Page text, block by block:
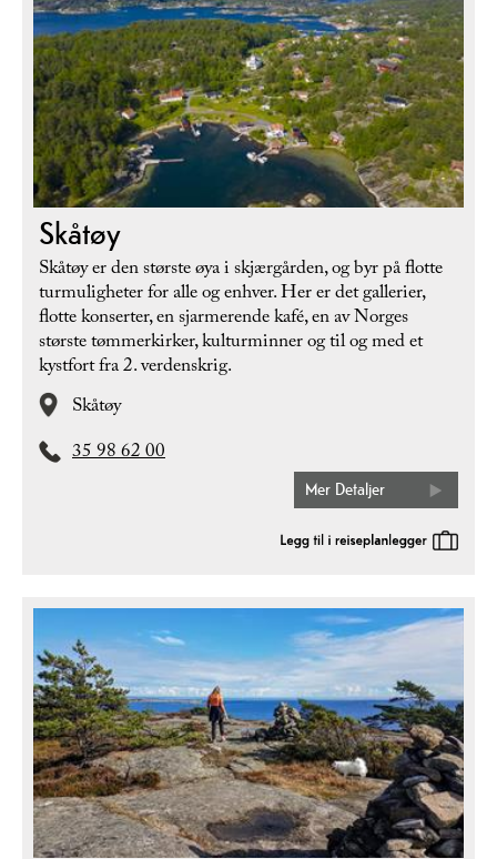
Skåtøy
Skåtøy er den største øya i skjærgården, og byr på flotte
turmuligheter for alle og enhver. Her er det gallerier,
flotte konserter, en sjarmerende kafé, en av Norges
største tømmerkirker, kulturminner og til og med et
kystfort fra 2. verdenskrig.
Skåtøy
35 98 62 00
Mer Detaljer